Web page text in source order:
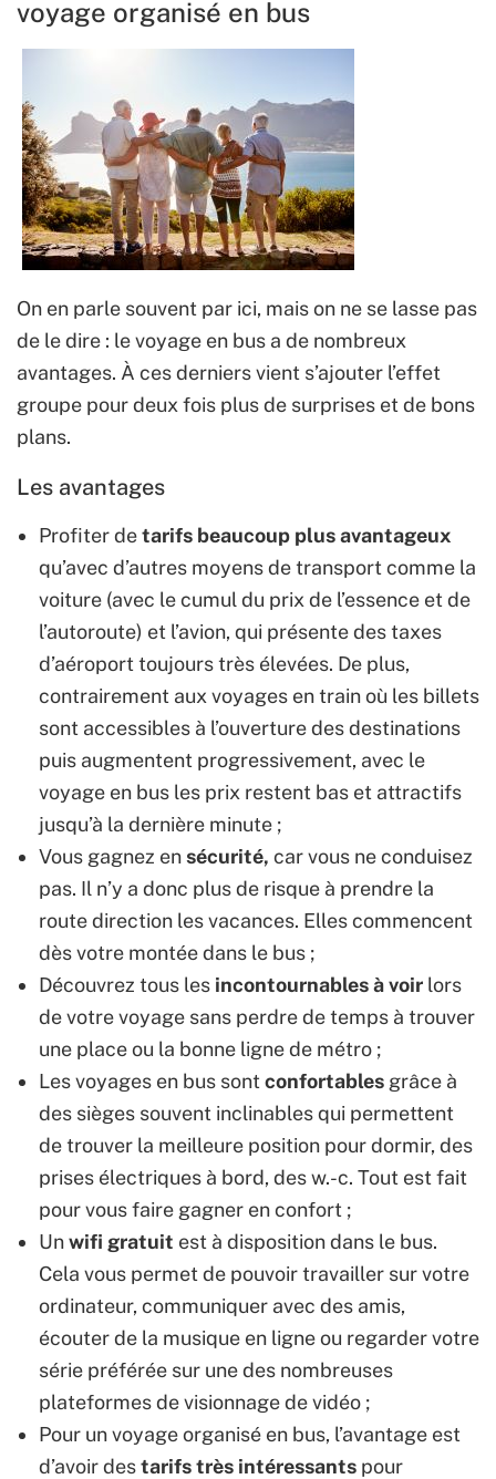
voyage organisé en bus
On en parle souvent par ici, mais on ne se lasse pas
de le dire : le voyage en bus a de nombreux
avantages. À ces derniers vient s’ajouter l’effet
groupe pour deux fois plus de surprises et de bons
plans.
Les avantages
Profiter detarifs beaucoup plus avantageux
qu’avec d’autres moyens de transport comme la
voiture (avec le cumul du prix de l’essence et de
l’autoroute) et l’avion, qui présente des taxes
d’aéroport toujours très élevées. De plus,
contrairement aux voyages en train où les billets
sont accessibles à l’ouverture des destinations
puis augmentent progressivement, avec le
voyage en bus les prix restent bas et attractifs
jusqu’à la dernière minute ;
Vous gagnez ensécurité, car vous ne conduisez
pas. Il n’y a donc plus de risque à prendre la
route direction les vacances. Elles commencent
dès votre montée dans le bus ;
Découvrez tous les incontournables à voir lors
de votre voyage sans perdre de temps à trouver
une place ou la bonne ligne de métro ;
Les voyages en bus sont confortables grâce à
des sièges souvent inclinables qui permettent
de trouver la meilleure position pour dormir, des
prises électriques à bord, des w.-c. Tout est fait
pour vous faire gagner en confort ;
Unwifi gratuit est à disposition dans le bus.
Cela vous permet de pouvoir travailler sur votre
ordinateur, communiquer avec des amis,
écouter de la musique en ligne ou regarder votre
série préférée sur une des nombreuses
plateformes de visionnage de vidéo ;
Pour un voyage organisé en bus, l’avantage est
d’avoir destarifs très intéressants pour